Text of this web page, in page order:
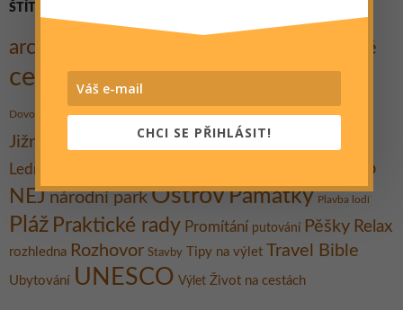
ŠTÍTKY
architektura Cestovatelé
cestování Cyklo
Dovolená Festival Gent historiehoryHrad Indie Jezero
Jižní Morava Koupání
Lednicko-valtický areál
Město
NEJ národní park OstrovPamátky Plavba lodí
Pláž Praktické rady Promítání putování Pěšky Relax
rozhledna Rozhovor Stavby Tipy na výlet Travel Bible
Ubytování UNESCO Výlet Život na cestách
CHCI SE PŘIHLÁSIT!